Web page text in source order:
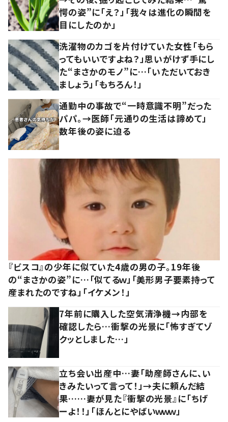
愕の姿”に「え？」「我々は進化の瞬間を
目にしたのか」
洗濯物のカゴを片付けていた女性「もら
ってもいいですよね？」思いがけず手にし
た“まさかのモノ”に…「いただいておき
ましょう」「もちろん！」
通勤中の事故で“一時意識不明”だった
パパ。→医師「元通りの生活は諦めて」
数年後の姿に迫る
『ビスコ』の少年に似ていた4歳の男の子。19年後
の“まさかの姿”に…「似てるｗ」「美形男子要素持って
産まれたのですね」「イケメン！」
7年前に購入した空気清浄機→内部を
確認したら…衝撃の光景に「怖すぎてゾ
クッとしました…」
立ち会い出産中…妻「助産師さんに、い
きみたいって言って！」→夫に頼んだ結
果……妻が見た『衝撃の光景』に「ちげ
ーよ！！」「ほんとにやばいｗｗｗ」